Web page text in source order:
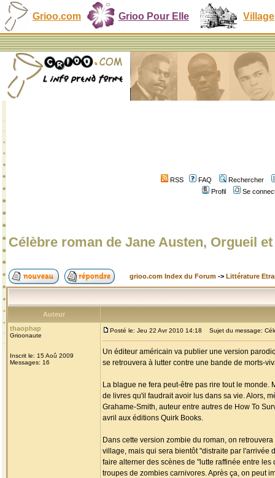
Grioo.com Grioo Pour Elle Village
RSS FAQ
Rechercher
Profil
Se
Célèbre roman de Jane Austen, Orgueil
grioo.com Index du Forum -> Littérature
Auteur
thaophap
Grioonaute
Inscrit le: 15 Aoû 2009
Messages: 16
Posté le: Jeu 22 Avr 2010 14:18 Sujet du message:
Un éditeur américain va publier une version
se retrouvera à lutter contre une bande de morts-
La blague ne fera peut-être pas rire tout le
de livres qu'il faudrait avoir lus dans sa vie. Alors,
Grahame-Smith, auteur entre autres de How To
avril aux éditions Quirk Books.
Dans cette version zombie du roman, on
village, mais qui sera bientôt "distraite par l'arrivée
faire alterner des scènes de "lutte raffinée entre
troupes de zombies carnivores. Après ça, on peut